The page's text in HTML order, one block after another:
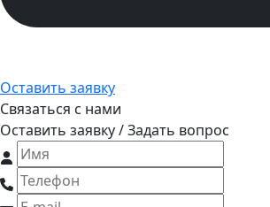
Оставить заявку
Связаться с нами
Оставить заявку / Задать вопрос